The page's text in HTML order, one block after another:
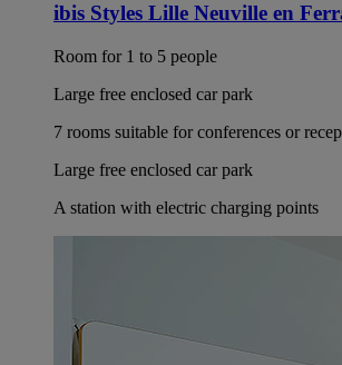
ibis Styles Lille Neuville en
Room for 1 to 5 people
Large free enclosed car park
7 rooms suitable for conferences or
Large free enclosed car park
A station with electric charging points